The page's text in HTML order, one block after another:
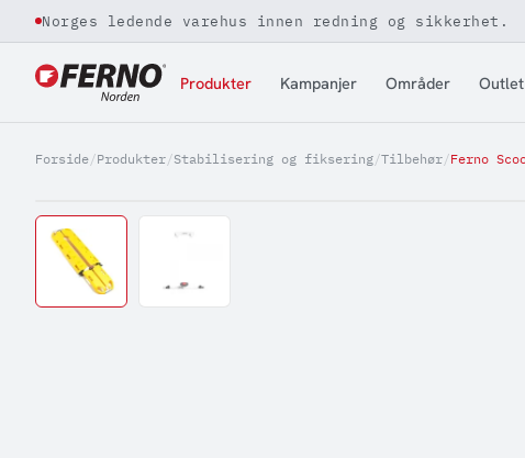
Jump to content
Norges ledende varehus innen redning og sikkerhet.
Produkter Kampanjer Områder Outlet
Forside/Produkter/Stabilisering og fiksering/Tilbehør/